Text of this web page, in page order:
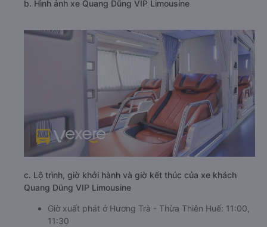
b. Hình ảnh xe Quang Dũng VIP Limousine
c. Lộ trình, giờ khởi hành và giờ kết thúc của xe khách
Quang Dũng VIP Limousine
Giờ xuất phát ở Hương Trà - Thừa Thiên Huế: 11:00,
11:30